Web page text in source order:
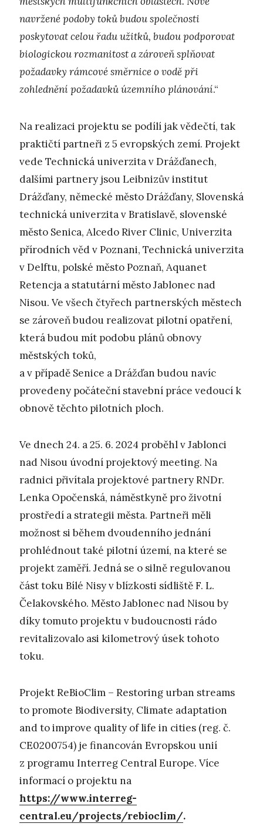
navržené podoby toků budou společnosti
poskytovat celou řadu užitků, budou podporovat
biologickou rozmanitost a zároveň splňovat
požadavky rámcové směrnice o vodě při
zohlednění požadavků územního plánování.“
Na realizaci projektu se podílí jak vědečtí, tak
praktičtí partneři z 5 evropských zemí. Projekt
vede Technická univerzita v Drážďanech,
dalšími partnery jsou Leibnizův institut
Drážďany, německé město Drážďany, Slovenská
technická univerzita v Bratislavě, slovenské
město Senica, Alcedo River Clinic, Univerzita
přírodních věd v Poznani, Technická univerzita
v Delftu, polské město Poznaň, Aquanet
Retencja a statutární město Jablonec nad
Nisou. Ve všech čtyřech partnerských městech
se zároveň budou realizovat pilotní opatření,
která budou mít podobu plánů obnovy
městských toků,
a v případě Senice a Drážďan budou navíc
provedeny počáteční stavební práce vedoucí k
obnově těchto pilotních ploch.
Ve dnech 24. a 25. 6. 2024 proběhl v Jablonci
nad Nisou úvodní projektový meeting. Na
radnici přivítala projektové partnery RNDr.
Lenka Opočenská, náměstkyně pro životní
prostředí a strategii města. Partneři měli
možnost si během dvoudenního jednání
prohlédnout také pilotní území, na které se
projekt zaměří. Jedná se o silně regulovanou
část toku Bílé Nisy v blízkosti sídliště F. L.
Čelakovského. Město Jablonec nad Nisou by
díky tomuto projektu v budoucnosti rádo
revitalizovalo asi kilometrový úsek tohoto
toku.
Projekt ReBioClim – Restoring urban streams
to promote Biodiversity, Climate adaptation
and to improve quality of life in cities (reg. č.
CE0200754) je financován Evropskou unií
z programu Interreg Central Europe. Více
informací o projektu na
https://www.interreg-
central.eu/projects/rebioclim/.